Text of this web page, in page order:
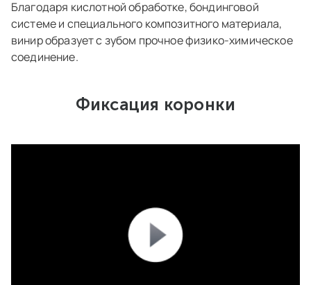
Благодаря кислотной обработке, бондинговой
системе и специального композитного материала,
винир образует с зубом прочное физико-химическое
соединение.
Фиксация коронки